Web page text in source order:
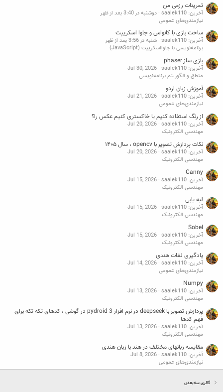
تمرینات رزمی من
آخرین: saalek110
دوشنبه در 3:40 بعد از ظهر
نیازمندی‌های عمومی
ساخت بازی با کانواس و جاوا اسکریپت
آخرین: saalek110
شنبه در 3:56 بعد از ظهر
برنامه‌نویسی با جاوااسکریپت (JavaScript)
بازی ساز phaser
آخرین: saalek110
Jul 30, 2026
منطق و الگوریتم برنامه‌نویسی
آموزش زبان اردو
آخرین: saalek110
Jul 21, 2026
نیازمندی‌های عمومی
از رنگ استفاده کنیم یا خاکستری کنیم عکس را؟
آخرین: saalek110
Jul 20, 2026
مهندسی الکترونیک
نکات پردازش تصویر با opencv ، سال ۱۴۰۵
آخرین: saalek110
Jul 20, 2026
مهندسی الکترونیک
Canny
آخرین: saalek110
Jul 15, 2026
مهندسی الکترونیک
لبه یابی
آخرین: saalek110
Jul 15, 2026
مهندسی الکترونیک
Sobel
آخرین: saalek110
Jul 15, 2026
مهندسی الکترونیک
یادگیری لغات هندی
آخرین: saalek110
Jul 14, 2026
نیازمندی‌های عمومی
Numpy
آخرین: saalek110
Jul 13, 2026
مهندسی الکترونیک
پردازش تصویر با deepseek در نرم افزار pydroid 3 در گوشی ، کدهای تکه تکه برای
فهم کدها
آخرین: saalek110
Jul 13, 2026
مهندسی الکترونیک
مقایسه زبانهای مختلف در هند با زبان هندی
آخرین: saalek110
Jul 8, 2026
نیازمندی‌های عمومی
گالری سه‌بعدی